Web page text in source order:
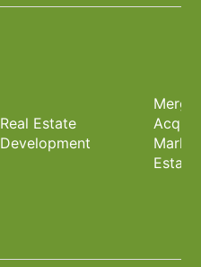
Real Estate
Development